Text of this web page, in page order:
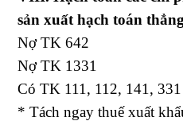
sản xuất hạch toán
Nợ TK 642
Nợ TK 1331
Có TK 111, 112, 141, 331
* Tách ngay thuế xuất